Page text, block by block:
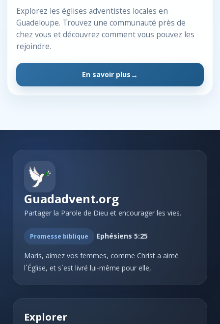
Explorez les églises adventistes locales en
Guadeloupe. Trouvez une communauté près de
chez vous et découvrez comment vous pouvez les
rejoindre.
En savoir plus
Guadadvent.org
Partager la Parole de Dieu et encourager les vies.
Promesse biblique Ephésiens 5:25
Maris, aimez vos femmes, comme Christ a aimé
l`Église, et s`est livré lui-même pour elle,
Explorer